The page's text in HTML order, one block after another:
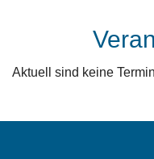
Aktuell sind keine